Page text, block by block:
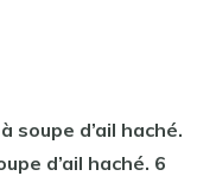
soupe d’ail haché.
d’ail haché. 6